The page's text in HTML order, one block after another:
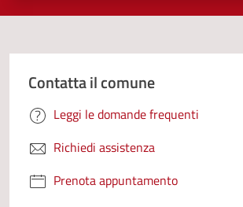
Contatta il comune
Leggi le domande frequenti
Richiedi assistenza
Prenota appuntamento